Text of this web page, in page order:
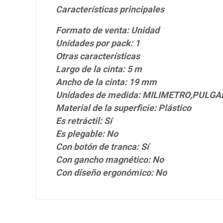
Características principales
Formato de venta: Unidad
Unidades por pack: 1
Otras características
Largo de la cinta: 5 m
Ancho de la cinta: 19 mm
Unidades de medida:
Material de la superficie: Plástico
Es retráctil: Sí
Es plegable: No
Con botón de tranca: Sí
Con gancho magnético: No
Con diseño ergonómico: No